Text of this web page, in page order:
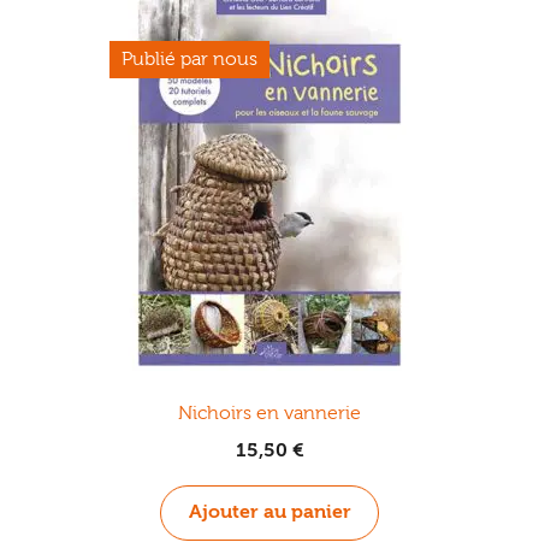
Nichoirs en vannerie
15,50 €
Ajouter au panier